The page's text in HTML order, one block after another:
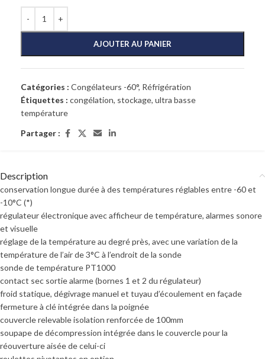
AJOUTER AU PANIER
Catégories : Congélateurs -60°, Réfrigération
Étiquettes : congélation, stockage, ultra basse
température
Partager :
Description
conservation longue durée à des températures réglables entre -60 et
-10°C (*)
régulateur électronique avec afficheur de température, alarmes sonore
et visuelle
réglage de la température au degré près, avec une variation de la
température de l’air de 3°C à l’endroit de la sonde
sonde de température PT1000
contact sec sortie alarme (bornes 1 et 2 du régulateur)
froid statique, dégivrage manuel et tuyau d’écoulement en façade
fermeture à clé intégrée dans la poignée
couvercle relevable isolation renforcée de 100mm
soupape de décompression intégrée dans le couvercle pour la
réouverture aisée de celui-ci